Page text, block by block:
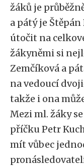
žáků je
a pátý je
útočit na
žákyněmi si
Zemčíková a
na vedoucí
takže i ona
Mezi ml. žáky
příčku Petr
mít vůbec